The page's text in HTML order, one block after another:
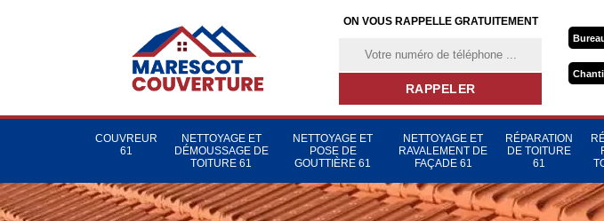
ON VOUS RAPPELLE GRATUITEMENT
COUVREUR
61
NETTOYAGE ET
DÉMOUSSAGE DE
TOITURE 61
NETTOYAGE ET
POSE DE
GOUTTIÈRE 61
NETTOYAGE ET
RAVALEMENT DE
FAÇADE 61
RÉPARATION
DE TOITURE
61